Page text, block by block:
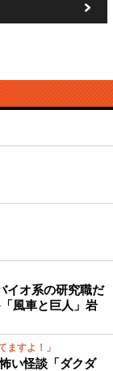
イオ系の研究職だ
風車と巨人」岩
ますよ！」
い怪談「ダクダ